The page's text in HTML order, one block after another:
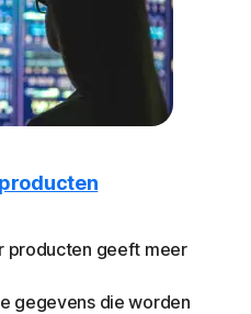
producten geeft meer
gegevens die worden